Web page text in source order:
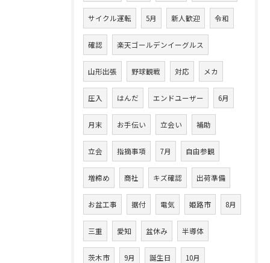
サイクル運転 5月 新人歓迎 令和
確認 楽天ゴールデンイーグルス
山形出張 野球観戦 対応 メカ
圧入 はんだ エンドユーザー 6月
月末 お手伝い 立会い 補助
立会 指摘事項 7月 自由参観
増締め 商社 キズ確認 出荷準備
お盆工事 据付 電気 姫路市 8月
三重 愛知 盆休み 半導体
茨木市 9月 誕生日 10月